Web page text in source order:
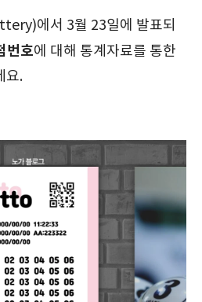
에서 3월 23일에 발표되
번호에 대해 통계자료를 통한
요.